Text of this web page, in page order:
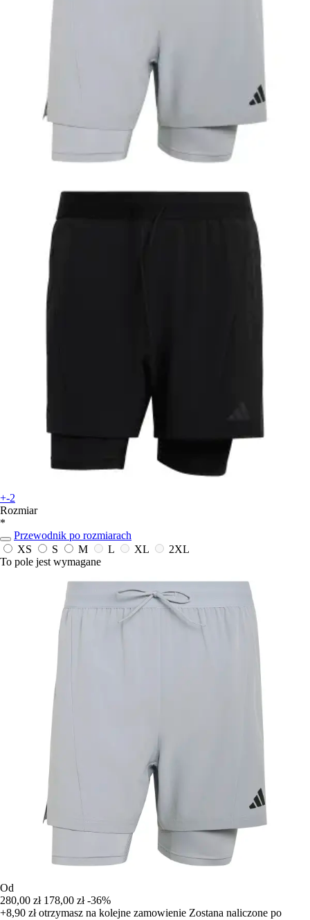
+-2
Rozmiar
*
Przewodnik po rozmiarach
XS
S M L XL
2XL
To pole jest wymagane
Od
280,00 zł 178,00 zł -36%
+8,90 złotrzymasz na kolejne zamowienie Zostana naliczone po